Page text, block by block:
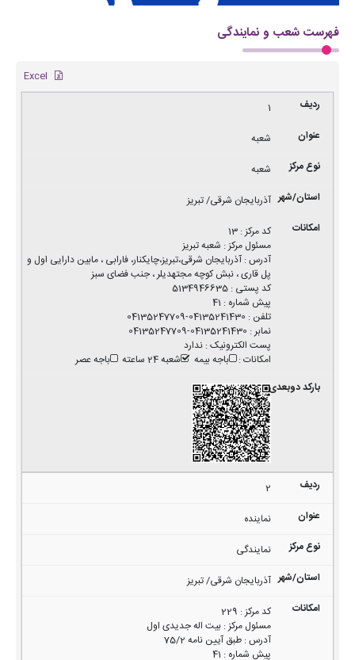
فهرست شعب و نمایندگی
1
شعبه
شعبه
آذربایجان شرقی/ تبریز
کد مرکز:
13
مسئول مرکز: شعبه تبریز
آدرس:آذربایجان شرقی،تبریز،چایکنار، فارابی ، مابین دارایی اول و
پل قاری ، نبش کوچه مجتهدیلر ، جنب فضای سبز
کد پستی :
5134946635
پیش شماره :
41
تلفن :
04135241430-04135247709
نمابر:
04135241430-04135247709
پست الکترونیک:ندارد
امکانات: باجه بیمه شعبه 24 ساعته باجه عصر
2
نماینده
نمایندگی
آذربایجان شرقی/ تبریز
کد مرکز:
229
مسئول مرکز:بیت اله جدیدی اول
آدرس:طبق آیین نامه 75/2
پیش شماره :
41